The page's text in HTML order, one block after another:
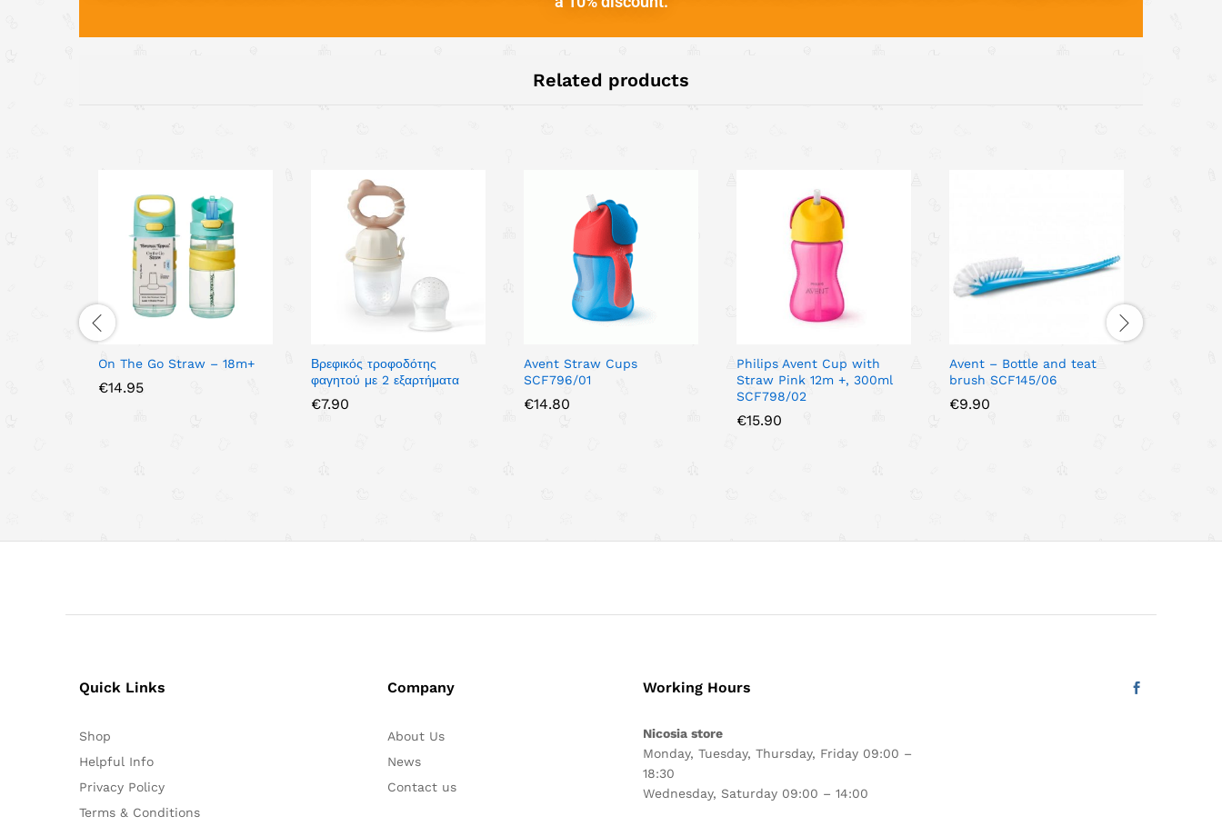
Related products
On The Go Straw – 18m+
€14.95
Βρεφικός τροφοδότης
φαγητού με 2 εξαρτήματα
€7.90
Avent Straw Cups
SCF796/01
€14.80
Philips Avent Cup with
Straw Pink 12m +, 300ml
SCF798/02
€15.90
Avent – Bottle and teat
brush SCF145/06
€9.90
Quick Links
Shop
Helpful Info
Privacy Policy
Terms & Conditions
Company
About Us
News
Contact us
Working Hours
Nicosia store
Monday, Tuesday, Thursday, Friday 09:00 –
18:30
Wednesday, Saturday 09:00 – 14:00